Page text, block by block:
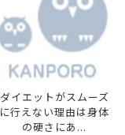
ダイエットがスムーズ
に行えない理由は身体
の硬さにあ...